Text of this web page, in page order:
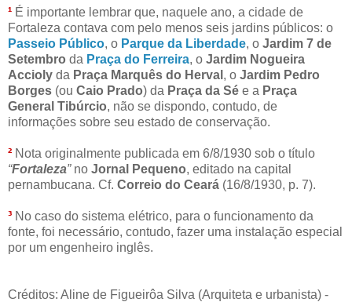
¹ É importante lembrar que, naquele ano, a cidade de
Fortaleza contava com pelo menos seis jardins públicos: o
Passeio Público, o Parque da Liberdade, o Jardim 7 de
Setembro da Praça do Ferreira, o Jardim Nogueira
Accioly da Praça Marquês do Herval , o Jardim Pedro
Borges (ou Caio Prado) da Praça da Sé e a Praça
General Tibúrcio, não se dispondo, contudo, de
informações sobre seu estado de conservação.
² Nota originalmente publicada em 6/8/1930 sob o título
“Fortaleza”no Jornal Pequeno, editado na capital
pernambucana. Cf. Correio do Ceará (16/8/1930, p. 7).
³ No caso do sistema elétrico, para o funcionamento da
fonte, foi necessário, contudo, fazer uma instalação especial
por um engenheiro inglês.
Créditos: Aline de Figueirôa Silva (Arquiteta e urbanista) -